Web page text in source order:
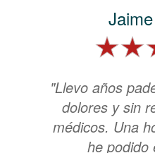
"Llevo años
dolores y sin
médicos. Una
he podido